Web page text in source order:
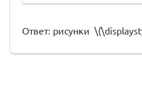
Ответ: рисунки